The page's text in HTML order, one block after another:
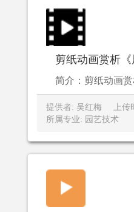
剪纸动画赏析《
简介：剪纸动画赏
提供者: 吴红梅
上
所属专业: 园艺技术